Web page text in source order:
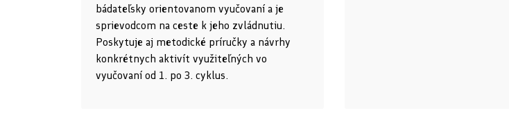
bádateľsky orientovanom vyučovaní a je
sprievodcom na ceste k jeho zvládnutiu.
Poskytuje aj metodické príručky a návrhy
konkrétnych aktivít využiteľných vo
vyučovaní od 1. po 3. cyklus.